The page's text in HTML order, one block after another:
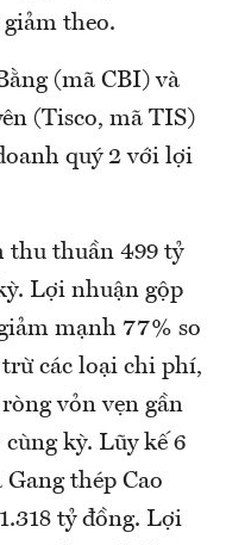
theo.
(mã CBI) và
(Tisco, mã TIS)
quý 2 với lợi
thu thuần 499 tỷ
Lợi nhuận gộp
mạnh 77% so
các loại chi phí,
vỏn vẹn gần
cùng kỳ. Lũy kế 6
thép Cao
tỷ đồng. Lợi